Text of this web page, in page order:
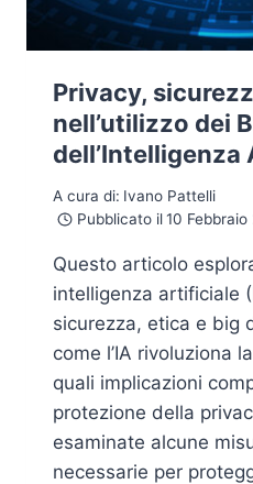
Privacy,
nell’utilizzo dei
A cura di: Ivano Pattelli
Pubblicato il 10 Febbraio
Questo articolo
intelligenza artificiale
sicurezza, etica e big
come l’IA rivoluziona
quali implicazioni
protezione della
esaminate alcune
necessarie per